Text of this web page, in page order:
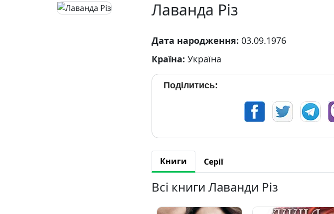
Лаванда Різ
Дата народження: 03.09.1976
Країна: Україна
Поділитись:
Книги Серії
Всі книги Лаванди Різ